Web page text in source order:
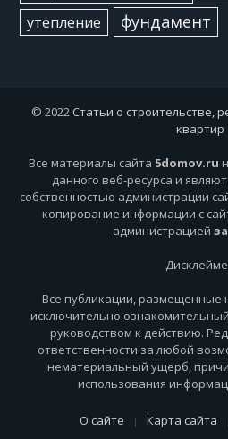
утепление фундамент
© 2022 Статьи о строительстве,
квартир
Все материалы сайта 5domov.ru
данного веб-ресурса и
собственностью администрации
копирование информации с
администрацией
Все публикации, размещенные
исключительно
руководством к действию.
ответственности за любой
нематериальный ущерб,
использования
О сайте Карта сайта